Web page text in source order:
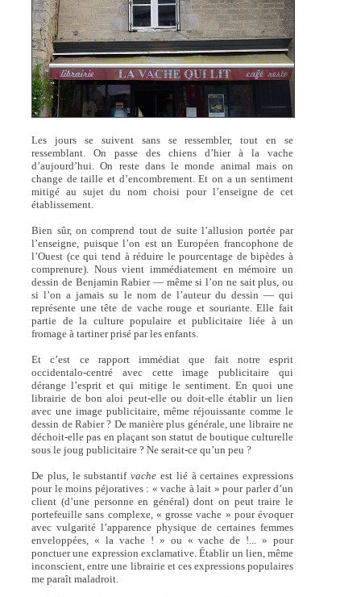
Les jours se suivent sans se ressembler, tout en se
ressemblant. On passe des chiens d’hier à la vache
d’aujourd’hui. On reste dans le monde animal mais on
change de taille et d’encombrement. Et on a un sentiment
mitigé au sujet du nom choisi pour l’enseigne de cet
établissement.
Bien sûr, on comprend tout de suite l’allusion portée par
l’enseigne, puisque l’on est un Européen francophone de
l’Ouest (ce qui tend à réduire le pourcentage de bipèdes à
comprenure). Nous vient immédiatement en mémoire un
dessin de Benjamin Rabier — même si l’on ne sait plus, ou
si l’on a jamais su le nom de l’auteur du dessin — qui
représente une tête de vache rouge et souriante. Elle fait
partie de la culture populaire et publicitaire liée à un
fromage à tartiner prisé par les enfants.
Et c’est ce rapport immédiat que fait notre esprit
occidentalo-centré avec cette image publicitaire qui
dérange l’esprit et qui mitige le sentiment. En quoi une
librairie de bon aloi peut-elle ou doit-elle établir un lien
avec une image publicitaire, même réjouissante comme le
dessin de Rabier ? De manière plus générale, une libraire ne
déchoit-elle pas en plaçant son statut de boutique culturelle
sous le joug publicitaire ? Ne serait-ce qu’un peu ?
De plus, le substantifvache est lié à certaines expressions
pour le moins péjoratives : « vache à lait » pour parler d’un
client (d’une personne en général) dont on peut traire le
portefeuille sans complexe, « grosse vache » pour évoquer
avec vulgarité l’apparence physique de certaines femmes
enveloppées, « la vache ! » ou « vache de !... » pour
ponctuer une expression exclamative. Établir un lien, même
inconscient, entre une librairie et ces expressions populaires
me paraît maladroit.